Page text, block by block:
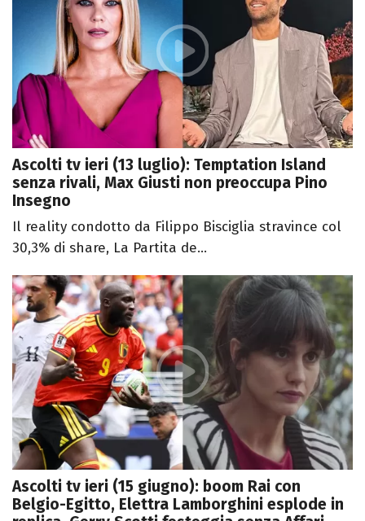
Ascolti tv ieri (13 luglio): Temptation Island
senza rivali, Max Giusti non preoccupa Pino
Insegno
Il reality condotto da Filippo Bisciglia stravince col
30,3% di share, La Partita de...
Ascolti tv ieri (15 giugno): boom Rai con
Belgio-Egitto, Elettra Lamborghini esplode in